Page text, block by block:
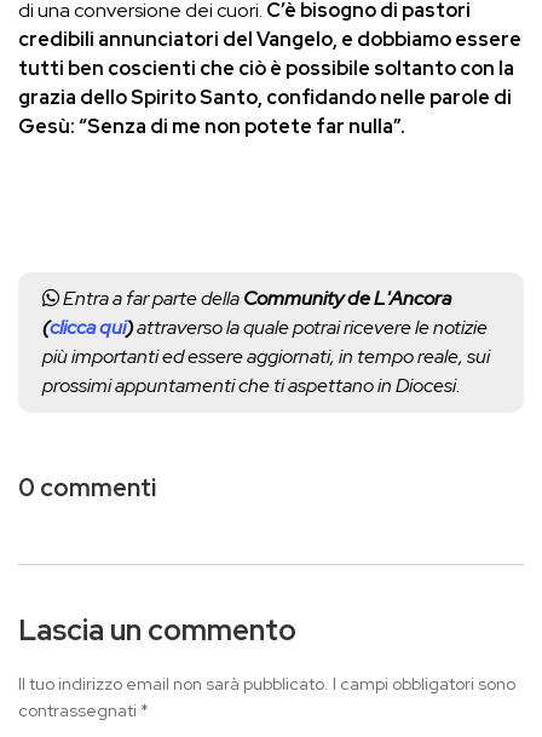
di una conversione dei cuori. C’è bisogno di pastori
credibili annunciatori del Vangelo, e dobbiamo essere
tutti ben coscienti che ciò è possibile soltanto con la
grazia dello Spirito Santo, confidando nelle parole di
Gesù: “Senza di me non potete far nulla”.
Entra a far parte dellaCommunity de L'Ancora
(clicca qui)attraverso la quale potrai ricevere le notizie
più importanti ed essere aggiornati, in tempo reale, sui
prossimi appuntamenti che ti aspettano in Diocesi.
0 commenti
Lascia un commento
Il tuo indirizzo email non sarà pubblicato. I campi obbligatori sono
contrassegnati *